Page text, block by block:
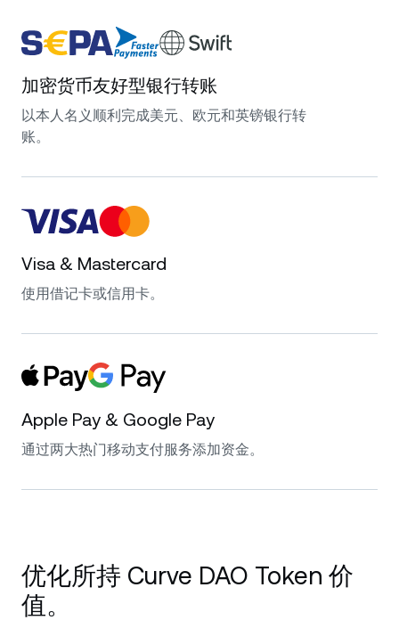
加密货币友好型银行转账
以本人名义顺利完成美元、欧元和英镑银行转
账。
Visa & Mastercard
使用借记卡或信用卡。
Apple Pay & Google Pay
通过两大热门移动支付服务添加资金。
优化所持 Curve DAO Token 价
值。